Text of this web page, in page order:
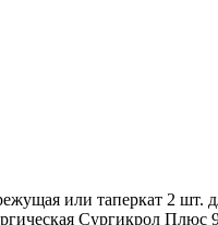
или таперкат 2 шт.
Сургикрол